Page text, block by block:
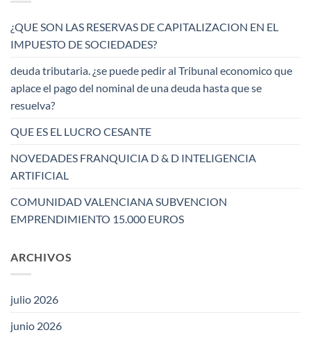
¿QUE SON LAS RESERVAS DE CAPITALIZACION EN EL
IMPUESTO DE SOCIEDADES?
deuda tributaria. ¿se puede pedir al Tribunal economico que
aplace el pago del nominal de una deuda hasta que se
resuelva?
QUE ES EL LUCRO CESANTE
NOVEDADES FRANQUICIA D & D INTELIGENCIA
ARTIFICIAL
COMUNIDAD VALENCIANA SUBVENCION
EMPRENDIMIENTO 15.000 EUROS
ARCHIVOS
julio 2026
junio 2026